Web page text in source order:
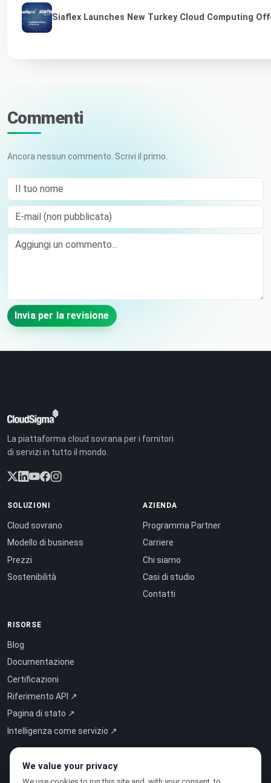
Siaflex Launches New Turkey Cloud Computing
Commenti
Ancora nessun commento. Scrivi il primo.
Il tuo nome
E-mail (non pubblicata)
Comment
Invia per la revisione
La piattaforma cloud sovrana per i fornitori
di servizi in tutto il mondo.
SOLUZIONI
Cloud sovrano
Modello di business
Prezzi
Sostenibilità
AZIENDA
Programma Partner
Carriere
Chi siamo
Casi di studio
Contatti
RISORSE
Blog
Documentazione
Certificazioni
Riferimento API ↗
Pagina di stato ↗
Intelligenza come servizio ↗
We value your privacy